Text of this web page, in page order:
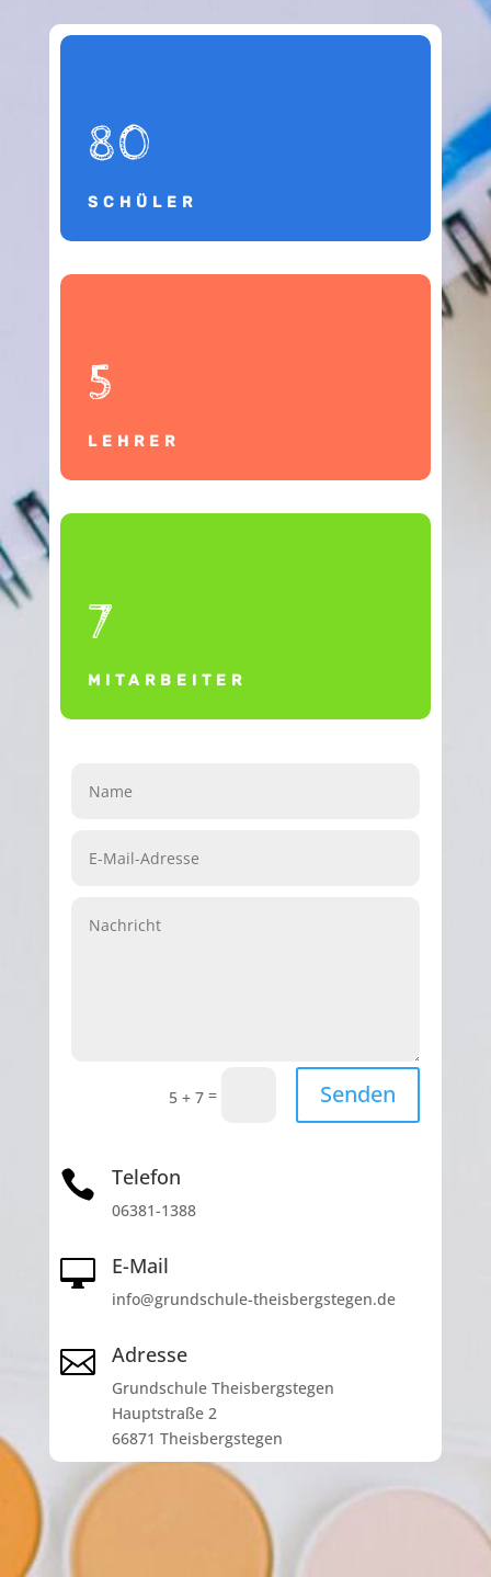
80
SCHÜLER
5
LEHRER
7
MITARBEITER
5 + 7 = Senden
 Telefon
06381-1388
 E-Mail
info@grundschule-theisbergstegen.de
 Adresse
Grundschule Theisbergstegen
Hauptstraße 2
66871 Theisbergstegen